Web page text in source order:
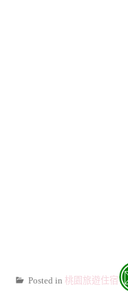
Posted in 桃園旅遊住宿